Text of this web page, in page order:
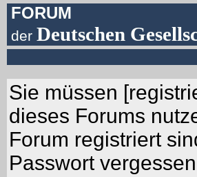
FORUM
derDeutschen
Sie müssen [
dieses Forums
Forum registriert
Passwort